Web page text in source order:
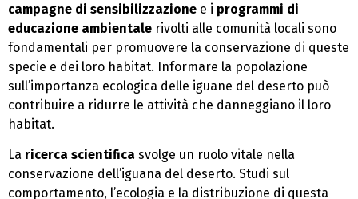
campagne di sensibilizzazione e i programmi di
educazione ambientale rivolti alle comunità locali sono
fondamentali per promuovere la conservazione di queste
specie e dei loro habitat. Informare la popolazione
sull’importanza ecologica delle iguane del deserto può
contribuire a ridurre le attività che danneggiano il loro
habitat.
La ricerca scientifica svolge un ruolo vitale nella
conservazione dell’iguana del deserto. Studi sul
comportamento, l’ecologia e la distribuzione di questa